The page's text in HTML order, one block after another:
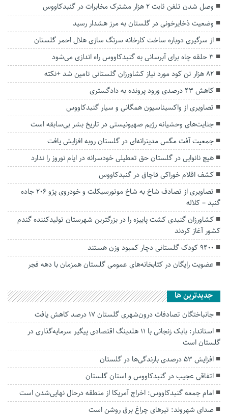
وصل شدن تلفن ثابت ۲ هزار مشترک مخابرات در گنبدکاووس
وضعیت ذخایرخونی در گلستان به مرز هشدار رسید
از سرگیری دوباره ساخت کارخانه سرنگ سازی هلال احمر گلستان
۳ حلقه چاه برای آبرسانی به گنبدکاووس راه اندازی می‌شود
۸۲ هزار تن کود مورد نیاز کشاورزان گلستانی تامین شد +نکته
کاهش ۴۳ درصدی ورود پرونده به دادگستری
تصاویری از واکسیناسیون همگانی و سیار گنبدکاووس
جنایت‌های وحشیانه‌ رژیم صهیونیستی در تاریخ بشر بی‌سابقه است
جمعیت آفت مگس مدیترانه‌ای در گلستان روبه افزایش یافت
هیچ نانوایی در گلستان حق تعطیلی خودسرانه در ایام نوروز را ندارد
کشف اقلام خوراکی قاچاق در گنبدکاووس
تصاویری از تصادف شاخ به شاخ موتورسیکلت و خودروی پژو ۲۰۶‌ جاده
گنبد – کلاله
کشاورزان گنبدی کشت پاییزه را در بزرگترین شهرستان تولیدکننده گندم
کشور آغاز کردند
9400 کودک گلستانی دچار کمبود وزن هستند
عضویت رایگان در کتابخانه‌های عمومی گلستان همزمان با دهه فجر
جديدترين ها
جانباختگان تصادفات درون‌شهری گلستان ۱۷ درصد کاهش یافت
استاندار: بابک زنجانی با ۱۱ هلدینگ اقتصادی پیگیر سرمایه‌گذاری در
گلستان است
افزایش ۵۳ درصدی بارندگی‌ها در گلستان
اتفاقی عجیب در‌ گنبدکاووس و استان گلستان
امام جمعه گنبدکاووس: اخراج آمریکا از منطقه درحال نهایی‌شدن است
صدای شهروند: تیرهای چراغ برق روشن است